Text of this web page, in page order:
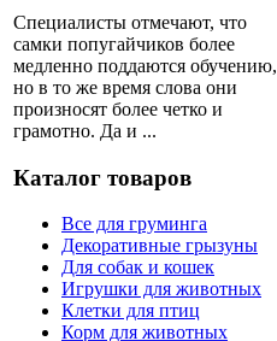
Специалисты отмечают, что
самки попугайчиков более
медленно поддаются обучению,
но в то же время слова они
произносят более четко и
грамотно. Да и ...
Каталог товаров
Все для груминга
Декоративные грызуны
Для собак и кошек
Игрушки для животных
Клетки для птиц
Корм для животных